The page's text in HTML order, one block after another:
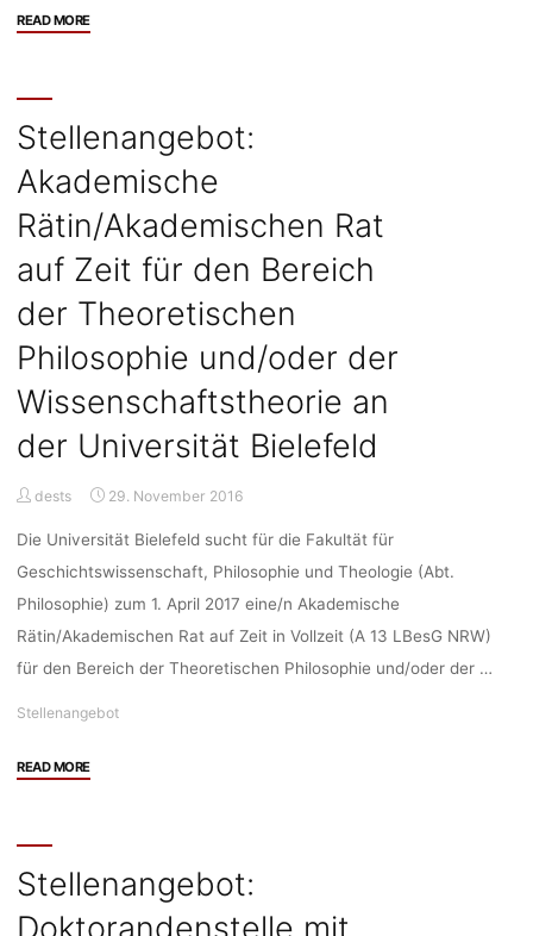
READ MORE"Stellenangebot:
Philosophy
of
E-
13
TV-
L,
am
for
Ethics
and
Law
the
Life
Sciences
Universität
Hannover"
Stellenangebot:
Akademische
Rätin/Akademischen Rat
auf Zeit für den Bereich
der Theoretischen
Philosophie und/oder der
Wissenschaftstheorie an
der Universität Bielefeld
dests 29. November 2016
Die Universität Bielefeld sucht für die Fakultät für
Geschichtswissenschaft, Philosophie und Theologie (Abt.
Philosophie) zum 1. April 2017 eine/n Akademische
Rätin/Akademischen Rat auf Zeit in Vollzeit (A 13 LBesG NRW)
für den Bereich der Theoretischen Philosophie und/oder der …
Stellenangebot
READ MORE"Stellenangebot:
Zeit
für
Stellenangebot: